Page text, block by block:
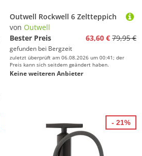
Outwell Rockwell 6 Zeltteppich
von Outwell
Bester Preis
63,60 € 79,95 €
gefunden bei Bergzeit
zuletzt überprüft am 06.08.2026 um 00:41; der
Preis kann sich seitdem geändert haben.
Keine weiteren Anbieter
- 21%